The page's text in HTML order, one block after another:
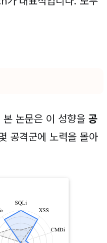
논문은 이 성향을 공
공격군에 노력을 몰아